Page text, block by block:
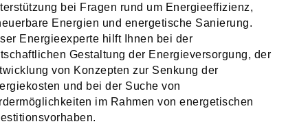
bei Fragen rund um Energieeffizienz,
Energien und energetische Sanierung.
Energieexperte hilft Ihnen bei der
Gestaltung der Energieversorgung, der
von Konzepten zur Senkung der
und bei der Suche von
im Rahmen von energetischen